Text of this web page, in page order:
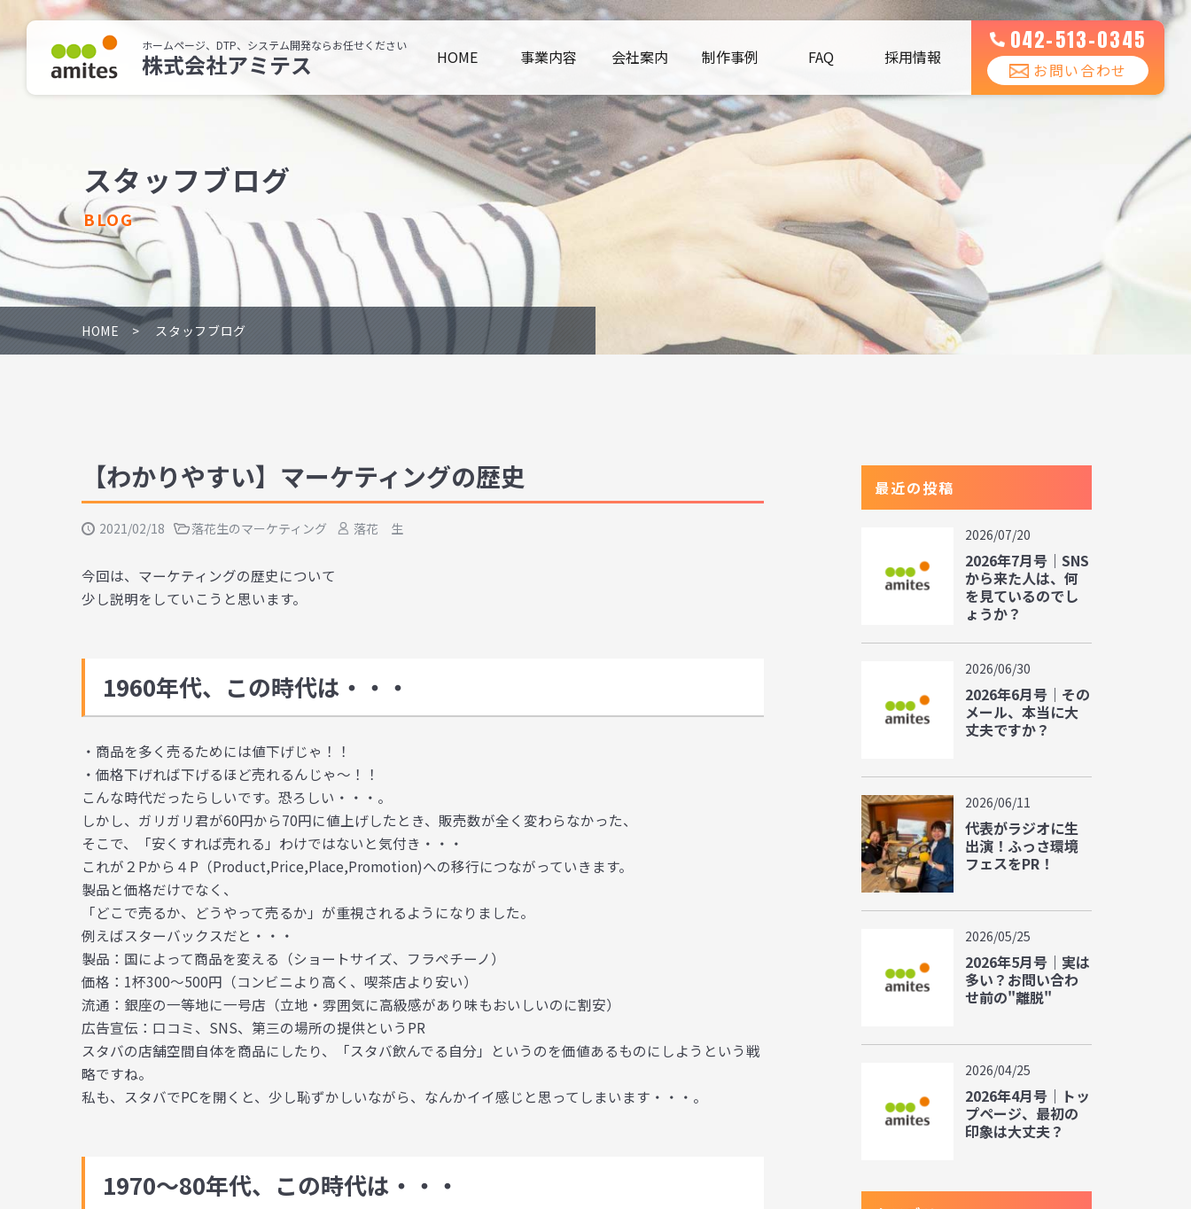
ホームページ、DTP、システム開発ならお任せください
株式会社アミテス HOME 事業内容 会社案内 制作事例 FAQ 採用情報
042-513-0345
お問い合わせ
スタッフブログ
BLOG
HOME スタッフブログ
【わかりやすい】マーケティングの歴史
2021/02/18 落花生のマーケティング 落花 生
今回は、マーケティングの歴史について
少し説明をしていこうと思います。
1960年代、この時代は・・・
・商品を多く売るためには値下げじゃ！！
・価格下げれば下げるほど売れるんじゃ〜！！
こんな時代だったらしいです。恐ろしい・・・。
しかし、ガリガリ君が60円から70円に値上げしたとき、販売数が全く変わらなかった、
そこで、
「安くすれば売れる」わけではない と気付き・・・
これが２Pから ４P（Product,Price,Place,Promotion)への移行につながっていきます。
製品と価格だけでなく、
「どこで売るか、どうやって売るか」 が重視されるようになりました。
例えばスターバックスだと・・・
製品：国によって商品を変える（ショートサイズ、フラペチーノ）
価格：1杯300～500円（コンビニより高く、喫茶店より安い）
流通：銀座の一等地に一号店（立地・雰囲気に高級感があり味もおいしいのに割安）
広告宣伝：口コミ、SNS、第三の場所の提供というPR
スタバの店舗空間自体を商品にしたり、「スタバ飲んでる自分」というのを価値あるものにしようという戦
略ですね。
私も、スタバでPCを開くと、少し恥ずかしいながら、なんかイイ感じと思ってしまいます・・・。
1970～80年代、この時代は・・・
最近の投稿
2026/07/20
2026年7月号｜SNS
から来た人は、何
を見ているのでし
ょうか？
2026/06/30
2026年6月号｜その
メール、本当に大
丈夫ですか？
2026/06/11
代表がラジオに生
出演！ふっさ環境
フェスをPR！
2026/05/25
2026年5月号｜実は
多い？お問い合わ
せ前の"離脱"
2026/04/25
2026年4月号｜トッ
プページ、最初の
印象は大丈夫？